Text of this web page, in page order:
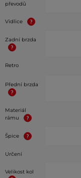
převodů
Vidlice
Zadní brzda
Retro
Přední brzda
Materiál
rámu
Špice
Určení
Velikost kol